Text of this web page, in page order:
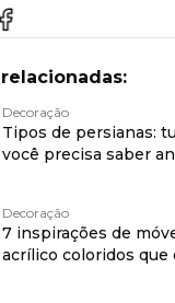
Decoração
Tipos de persianas:
você precisa saber
Decoração
7 inspirações de
acrílico coloridos que